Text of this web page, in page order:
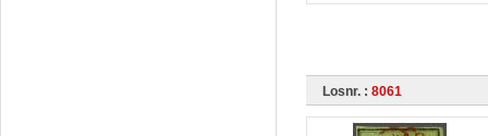
Losnr. : 8061